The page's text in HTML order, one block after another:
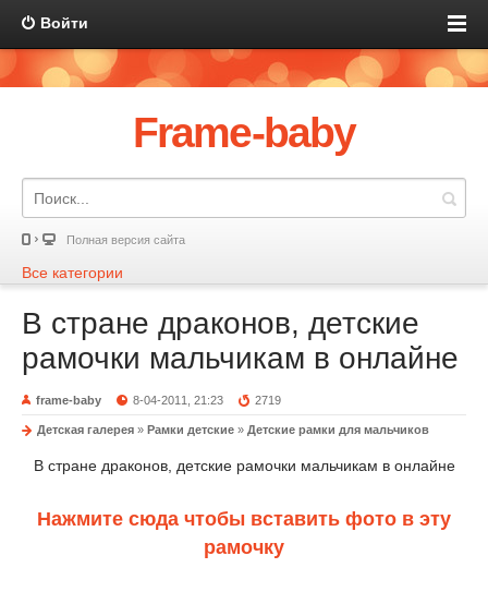
Войти
Frame-baby
Полная версия сайта
Все категории
В стране драконов, детские
рамочки мальчикам в онлайне
frame-baby 8-04-2011, 21:23 2719
Детская галерея » Рамки детские » Детские рамки для мальчиков
В стране драконов, детские рамочки мальчикам в онлайне
Нажмите сюда чтобы вставить фото в эту
рамочку